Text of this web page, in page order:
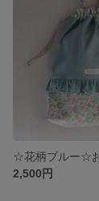
2,500円